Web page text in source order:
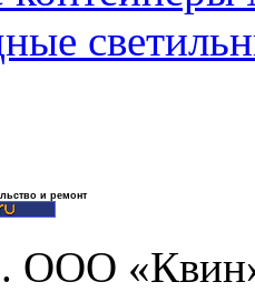
и ремонт
ООО